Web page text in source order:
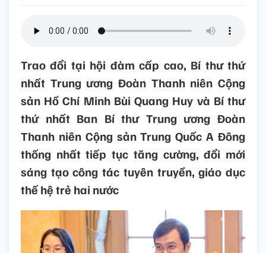
Trao đổi tại hội đàm cấp cao, Bí thư thứ
nhất Trung ương Đoàn Thanh niên Cộng
sản Hồ Chí Minh Bùi Quang Huy và Bí thư
thứ nhất Ban Bí thư Trung ương Đoàn
Thanh niên Cộng sản Trung Quốc A Đông
thống nhất tiếp tục tăng cường, đổi mới
sáng tạo công tác tuyên truyền, giáo dục
thế hệ trẻ hai nước